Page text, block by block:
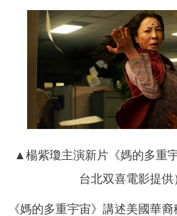
▲楊紫瓊主演新片《媽的多重
台北双喜電影提供
《媽的多重宇宙》講述美國華